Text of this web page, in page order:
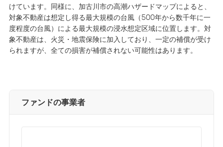
けています。同様に、加古川市の高潮ハザードマップによると、
対象不動産は想定し得る最大規模の台風（500年から数千年に一
度程度の台風）による最大規模の浸水想定区域に位置します。対
象不動産は、火災・地震保険に加入しており、一定の補償が受け
られますが、全ての損害が補償されない可能性はあります。
ファンドの事業者